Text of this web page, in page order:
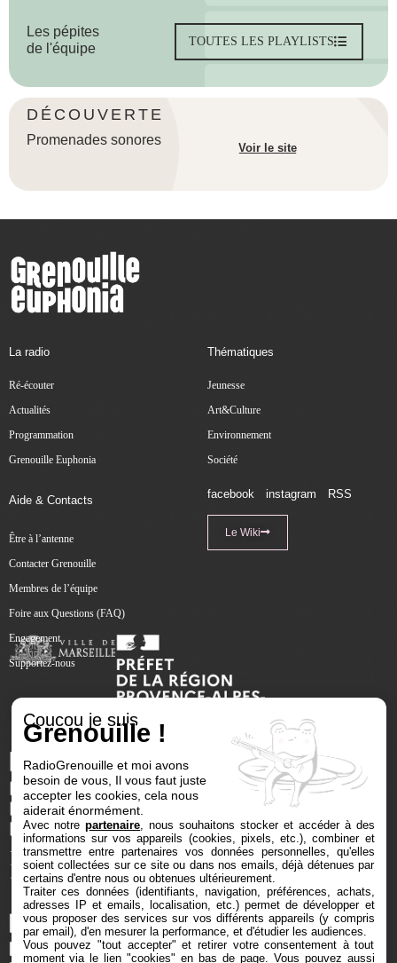
Les pépites
de l'équipe
TOUTES LES PLAYLISTS
DÉCOUVERTE
Promenades sonores
Voir le site
La radio
Ré-écouter
Actualités
Programmation
Grenouille Euphonia
Thématiques
Jeunesse
Art&Culture
Environnement
Société
Aide & Contacts
Être à l’antenne
Contacter Grenouille
Membres de l’équipe
Foire aux Questions (FAQ)
Engagement
Supportez-nous
facebook instagram RSS
Le Wiki
Coucou je suis
Grenouille !
RadioGrenouille et moi avons
besoin de vous, Il vous faut juste
accepter les cookies, cela nous
aiderait énormément.
Avec notrepartenaire , nous souhaitons stocker et accéder à des
informations sur vos appareils (cookies, pixels, etc.), combiner et
transmettre entre partenaires vos données personnelles, qu'elles
soient collectées sur ce site ou dans nos emails, déjà détenues par
certains d'entre nous ou obtenues ultérieurement.
Traiter ces données (identifiants, navigation, préférences, achats,
adresses IP et emails, localisation, etc.) permet de développer et
vous proposer des services sur vos différents appareils (y compris
par email), d'en mesurer la performance, et d'étudier les audiences.
Vous pouvez "tout accepter" et retirer votre consentement à tout
moment via le lien "cookies" en bas de page. Vous pouvez aussi